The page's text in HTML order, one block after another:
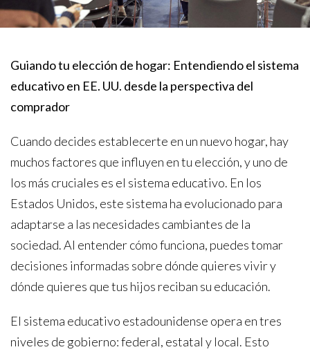
Guiando tu elección de hogar: Entendiendo el sistema
educativo en EE. UU. desde la perspectiva del
comprador
Cuando decides establecerte en un nuevo hogar, hay
muchos factores que influyen en tu elección, y uno de
los más cruciales es el sistema educativo. En los
Estados Unidos, este sistema ha evolucionado para
adaptarse a las necesidades cambiantes de la
sociedad. Al entender cómo funciona, puedes tomar
decisiones informadas sobre dónde quieres vivir y
dónde quieres que tus hijos reciban su educación.
El sistema educativo estadounidense opera en tres
niveles de gobierno: federal, estatal y local. Esto